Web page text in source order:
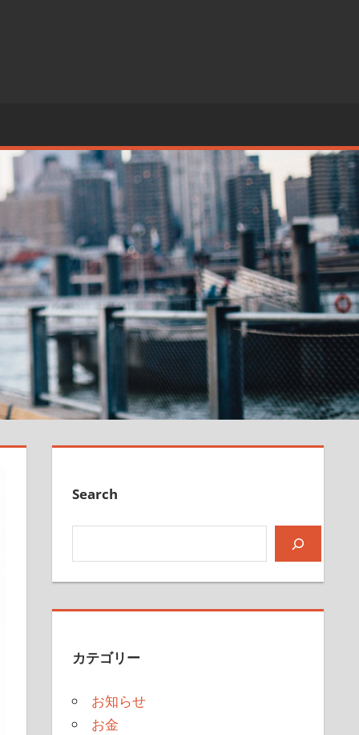
Search
カテゴリー
お知らせ
お金